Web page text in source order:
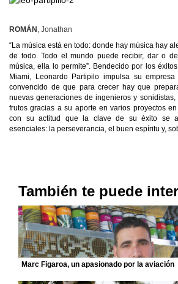
ROMÁN , Jonathan
“La música está en todo: donde hay música hay
de todo. Todo el mundo puede recibir, dar o
música, ella lo permite”. Bendecido por los
Miami, Leonardo Partipilo impulsa su
convencido de que para crecer hay que
nuevas generaciones de ingenieros y
frutos gracias a su aporte en varios proyectos
con su actitud que la clave de su éxito se
esenciales: la perseverancia, el buen espíritu y,
También te puede
Marc Figaroa, un apasionado por la aviación